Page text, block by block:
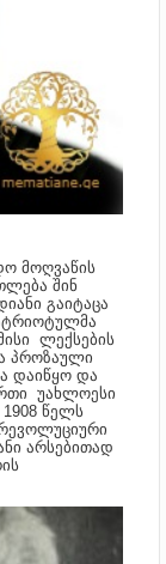
მოღვაწის
შინ
გაიტაცა
ლექსების
პროზაული
დაიწყო და
უახლოესი
წელს
არსებითად